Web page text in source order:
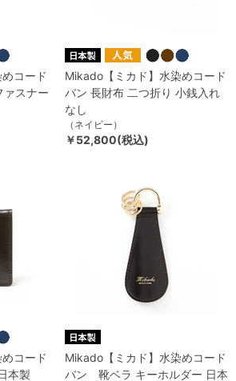
コード
ァスナー
Mikado【ミカド】水染めコード
バン 長財布 二つ折り 小銭入れ
なし
（ネイビー）
￥52,800(税込)
コード
本製
Mikado【ミカド】水染めコード
バン 靴ベラ キーホルダー 日本